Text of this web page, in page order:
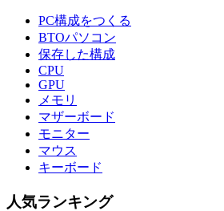
PC構成をつくる
BTOパソコン
保存した構成
CPU
GPU
メモリ
マザーボード
モニター
マウス
キーボード
人気ランキング